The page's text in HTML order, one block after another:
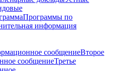
Программы по
информация
сообщениеВторое
сообщениеТретье